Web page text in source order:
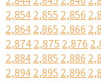
2,8542,855 2,856
2,8642,865 2,866
2,8742,875 2,876
2,8842,885 2,886
2,8942,895 2,896